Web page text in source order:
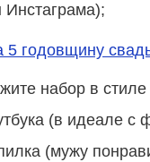
5 годовщину
набор в
(в идеале с
(мужу